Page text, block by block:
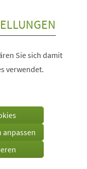
Sie sich damit
verwendet.
anpassen